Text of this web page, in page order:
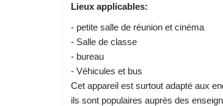
Lieux applicables:
- petite salle de réunion et cinéma
- Salle de classe
- bureau
- Véhicules et bus
Cet appareil est surtout adapté aux
ils sont populaires auprès des